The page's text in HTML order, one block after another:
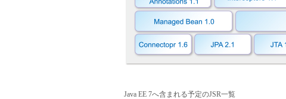
Java EE 7へ含まれる予定のJSR一覧